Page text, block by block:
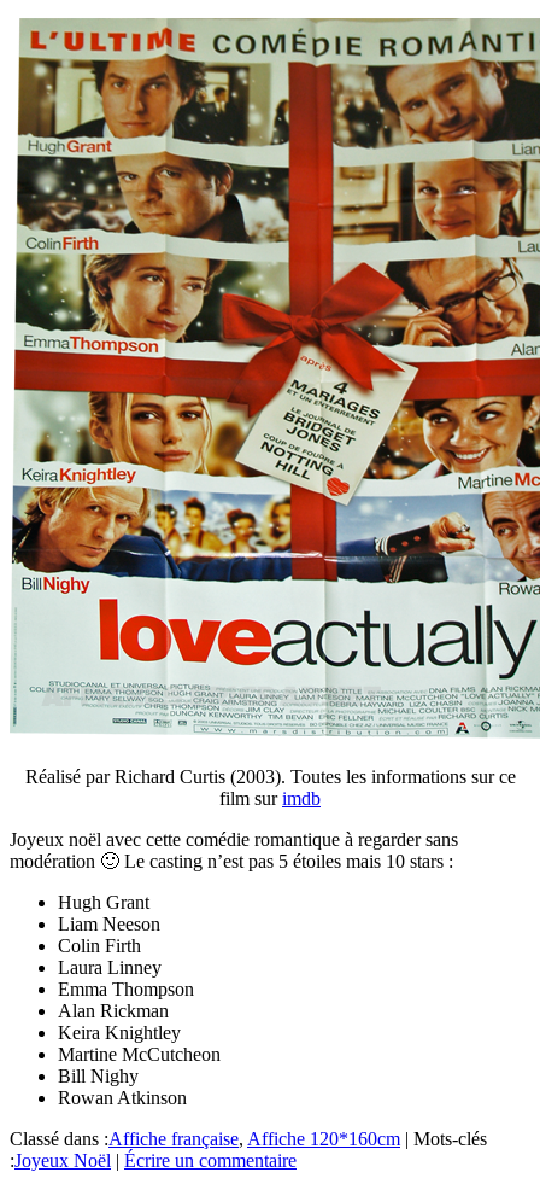
Réalisé par Richard Curtis (2003). Toutes les informations sur ce
film surimdb
Joyeux noël avec cette comédie romantique à regarder sans
modération 🙂 Le casting n’est pas 5 étoiles mais 10 stars :
Hugh Grant
Liam Neeson
Colin Firth
Laura Linney
Emma Thompson
Alan Rickman
Keira Knightley
Martine McCutcheon
Bill Nighy
Rowan Atkinson
Classé dans :Affiche française, Affiche 120*160cm | Mots-clés
:Joyeux Noël | Écrire un commentaire